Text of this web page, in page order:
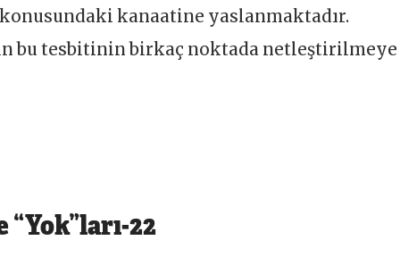
kanaatine yaslanmaktadır.
bu tesbitinin birkaç noktada netleştirilmeye
“Yok”ları-22